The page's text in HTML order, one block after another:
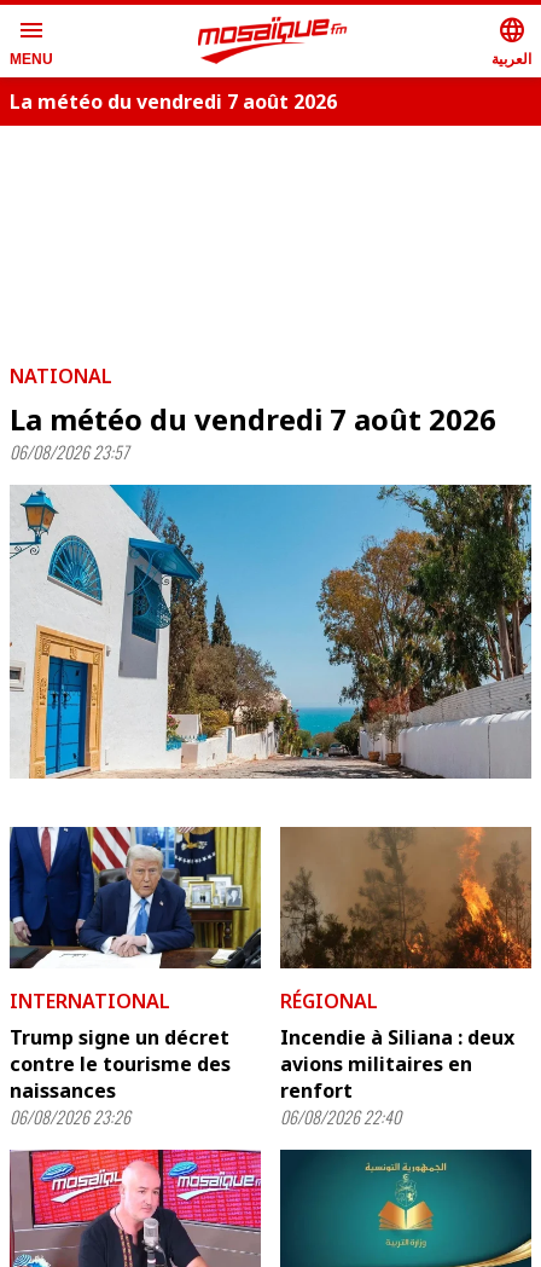
menu
MENU
language
العربية
La météo du vendredi 7 août 2026
NATIONAL
La météo du vendredi 7 août 2026
06/08/2026 23:57
INTERNATIONAL
Trump signe un décret
contre le tourisme des
naissances
06/08/2026 23:26
RÉGIONAL
Incendie à Siliana : deux
avions militaires en
renfort
06/08/2026 22:40